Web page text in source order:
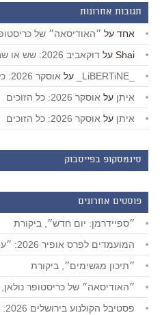
תגובות אחרונות
אחד על ״האודיסאה״ של
Shai על דוקאביב 2026: שש או שבע המלצות
על אוסקר 2026: כל הזוכים
איתן על אוסקר 2026: כל הזוכים
איתן על אוסקר 2026: כל הזוכים
סינמסקופ בפייסבוק
פוסטים אחרונים
״ספיידרמן: יום חדש״, ביקורת
המועמדים לפרס אופיר 2026: ״עצמאות״ מוביל
״תיכון מגשימים״, ביקורת
״האודיסאה״ של כריסטופר נולאן,
פסטיבל הקולנוע בירושלים 2026: שמונה או תשע המלצות